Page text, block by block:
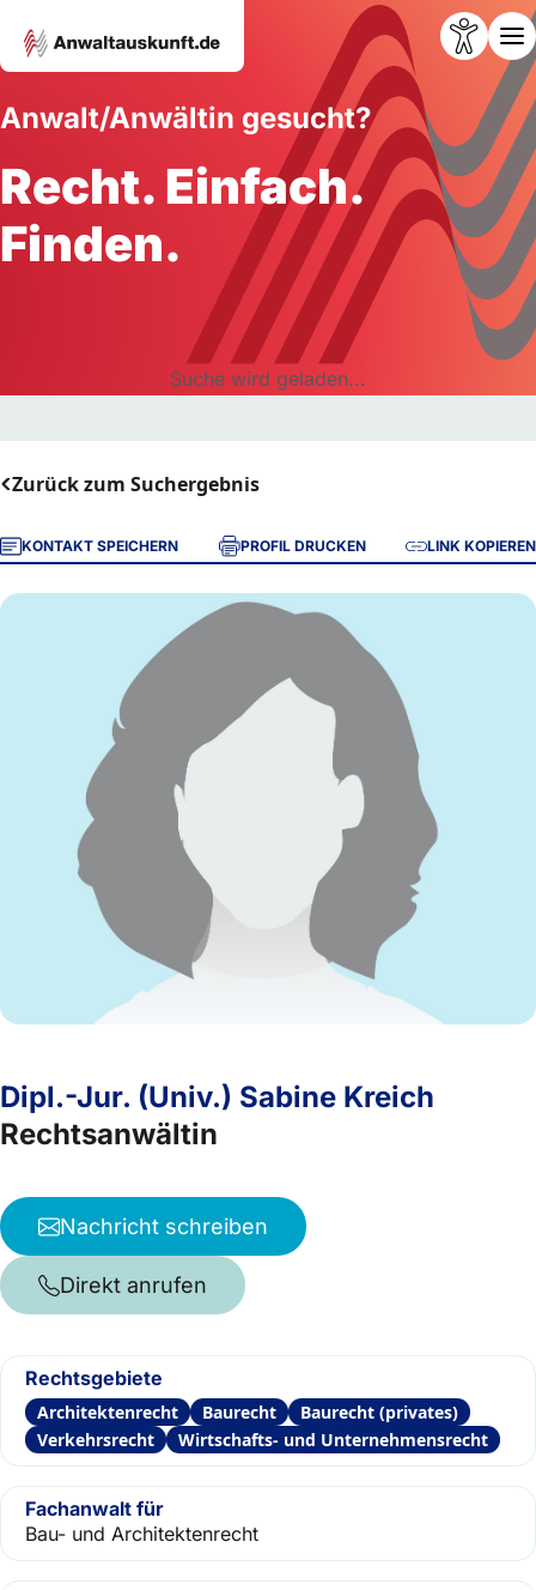
Anwalt/Anwältin gesucht?
Recht. Einfach.
Finden.
Suche wird geladen...
Zurück zum Suchergebnis
KONTAKT SPEICHERN PROFIL DRUCKEN LINK KOPIEREN
Dipl.-Jur. (Univ.) Sabine Kreich
Rechtsanwältin
Nachricht schreiben
Direkt anrufen
Rechtsgebiete
Architektenrecht Baurecht
Baurecht (privates)
Verkehrsrecht
Wirtschafts- und Unternehmensrecht
Fachanwalt für
Bau- und Architektenrecht